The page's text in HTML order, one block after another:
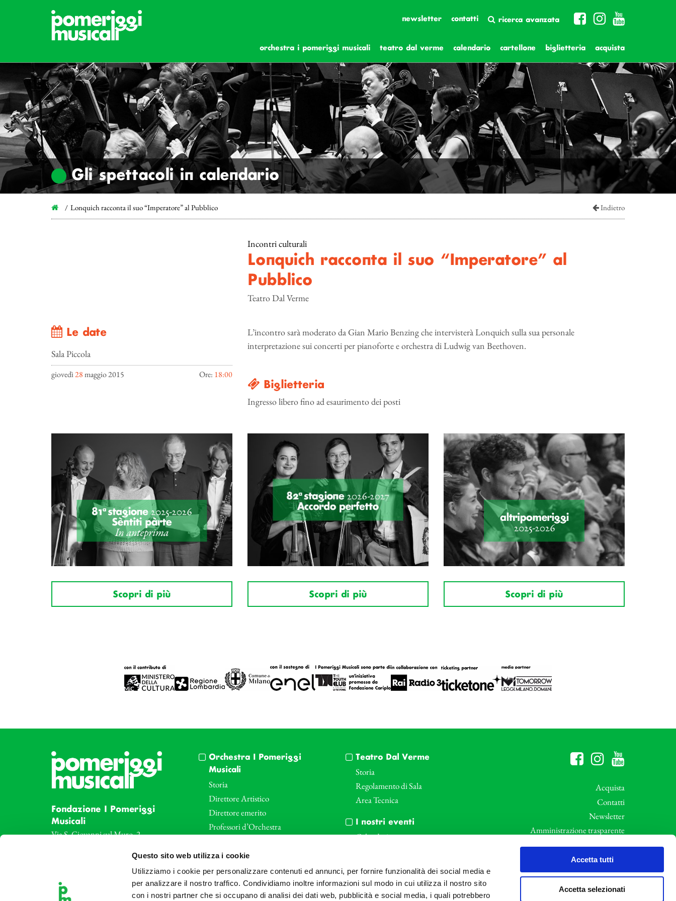
Questo sito web utilizza i cookie
Utilizziamo i cookie per personalizzare contenuti ed annunci, per fornire funzionalità dei social media e
per analizzare il nostro traffico. Condividiamo inoltre informazioni sul modo in cui utilizza il nostro sito
con i nostri partner che si occupano di analisi dei dati web, pubblicità e social media, i quali potrebbero
Accetta tutti
Accetta selezionati
newsletter contatti ricerca avanzata
orchestra i pomeriggi musicali teatro dal verme calendario cartellone biglietteria acquista
Gli spettacoli in calendario
Lonquich racconta il suo “Imperatore” al Pubblico Indietro
Le date
Sala Piccola
giovedì28maggio 2015 Ore: 18:00
Incontri culturali
Lonquich racconta il suo “Imperatore” al
Pubblico
Teatro Dal Verme
L’incontro sarà moderato da Gian Mario Benzing che intervisterà Lonquich sulla sua personale
interpretazione sui concerti per pianoforte e orchestra di Ludwig van Beethoven.
Biglietteria
Ingresso libero fino ad esaurimento dei posti
Scopri di più Scopri di più Scopri di più
Fondazione I Pomeriggi
Musicali
Via S. Giovanni sul Muro, 2
Tel: +39 02 87905
Orchestra I Pomeriggi
Musicali
Storia
Direttore Artistico
Direttore emerito
Professori d’Orchestra
Le sale
Art Bonus
Teatro Dal Verme
Storia
Regolamento di Sala
Area Tecnica
I nostri eventi
Calendario
Biglietteria
Archivio Fotografico
Acquista
Contatti
Newsletter
Amministrazione trasparente
Whistleblowing
Privacy e Cookie Policy
Informative Privacy
Area riservata